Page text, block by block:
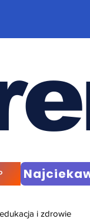
i zdrowie